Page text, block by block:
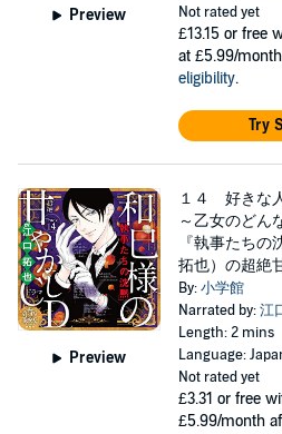
Preview
Not rated yet
£13.15 or free
at £5.99/
eligibility.
Try
Preview
１４ 好きな
～乙女のどん
『執事たちの
拓也）の超絶
By:小学館
Narrated by:江
Length: 2 mins
Language:
Not rated yet
£3.31 or free
£5.99/month